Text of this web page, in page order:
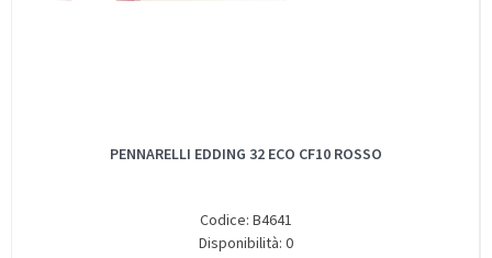
PENNARELLI EDDING 32 ECO CF10 ROSSO
Codice: B4641
Disponibilità: 0